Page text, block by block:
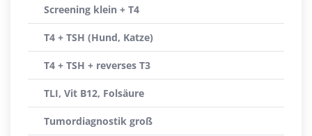
Screening klein + T4
T4 + TSH (Hund, Katze)
T4 + TSH + reverses T3
TLI, Vit B12, Folsäure
Tumordiagnostik groß